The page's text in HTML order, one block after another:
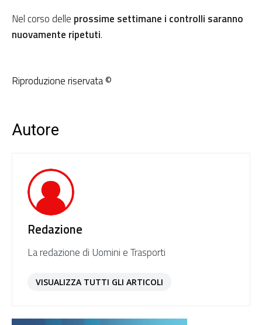
Nel corso delle prossime settimane i controlli saranno
nuovamente ripetuti.
Riproduzione riservata ©
Autore
Redazione
La redazione di Uomini e Trasporti
VISUALIZZA TUTTI GLI ARTICOLI